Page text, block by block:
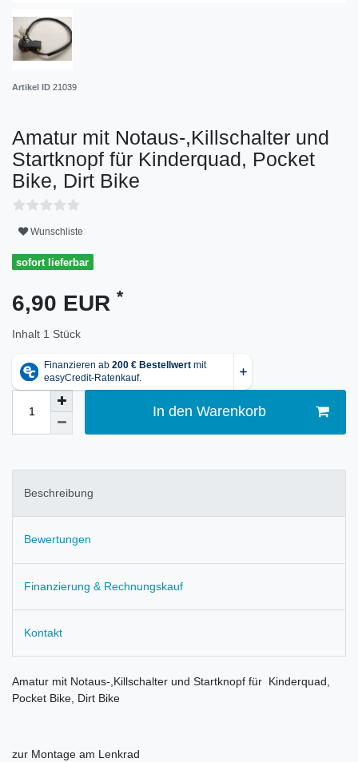
Artikel ID 21039
Amatur mit Notaus-,Killschalter und
Startknopf für Kinderquad, Pocket
Bike, Dirt Bike
Wunschliste
sofort lieferbar
6,90 EUR *
Inhalt 1 Stück
In den Warenkorb
Beschreibung
Bewertungen
Finanzierung & Rechnungskauf
Kontakt
Amatur mit Notaus-,Killschalter und Startknopf für Kinderquad,
Pocket Bike, Dirt Bike
zur Montage am Lenkrad